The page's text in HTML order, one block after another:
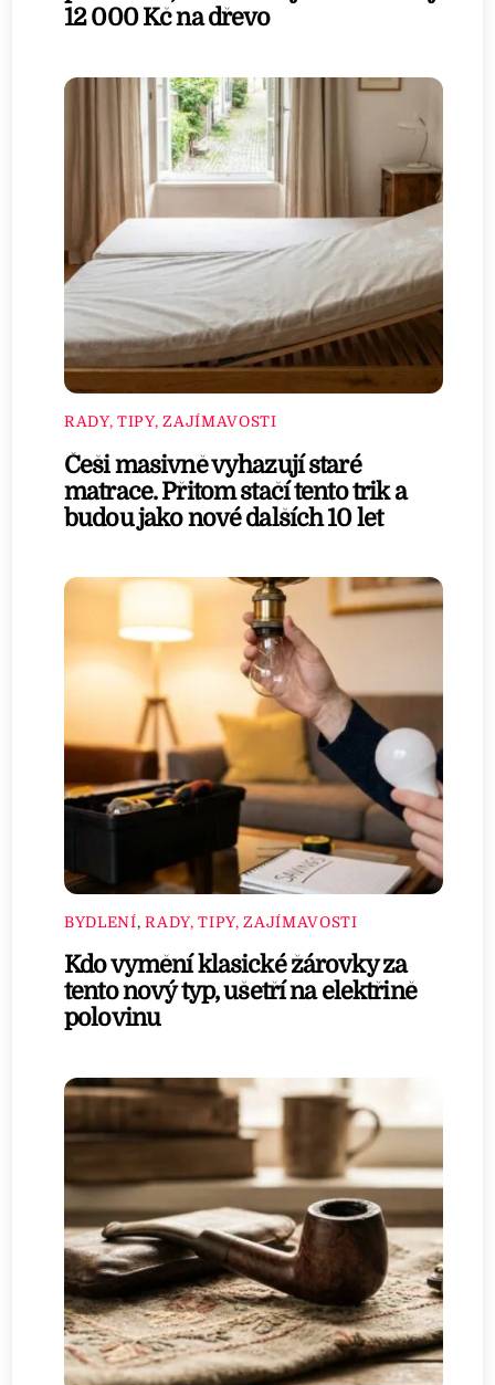
12 000 Kč na dřevo
RADY, TIPY, ZAJÍMAVOSTI
Češi masivně vyhazují staré
matrace. Přitom stačí tento trik a
budou jako nové dalších 10 let
BYDLENÍ,RADY, TIPY, ZAJÍMAVOSTI
Kdo vymění klasické žárovky za
tento nový typ, ušetří na elektřině
polovinu